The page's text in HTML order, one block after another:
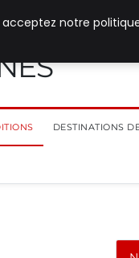
DESTINATIONS
acceptez notre